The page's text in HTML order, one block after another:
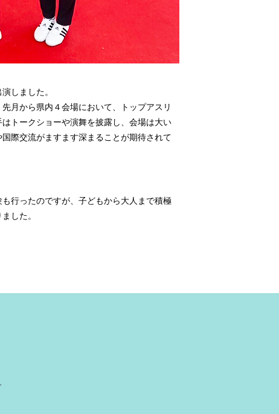
しました。
月から県内４会場において、トップアスリ
トークショーや演舞を披露し、会場は大い
際交流がますます深まることが期待されて
行ったのですが、子どもから大人まで積極
した。